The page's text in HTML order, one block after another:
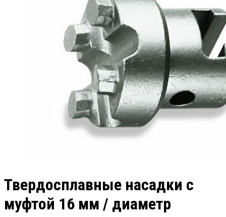
Твердосплавные насадки с
муфтой 16 мм / диаметр